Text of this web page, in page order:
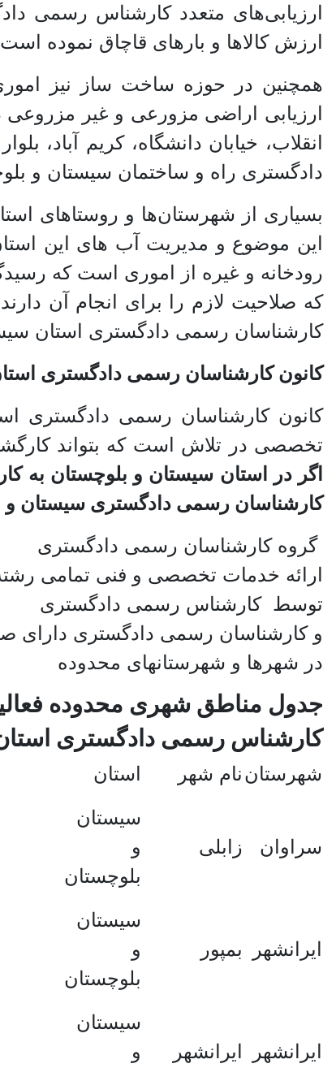
ارزیابی‌های متعدد کارشناس رسمی
ارزش کالا‌ها و بار‌های قاچاق نموده
همچنین در حوزه ساخت ساز نیز اموری
ارزیابی اراضی مزورعی و غیر
انقلاب، خیابان دانشگاه، کریم
دادگستری راه و ساختمان سیستان و
بسیاری از شهرستان‌ها و روستاهای
این موضوع و مدیریت آب های این
رودخانه و غیره از اموری است که
که صلاحیت لازم را برای انجام آن
کارشناسان رسمی دادگستری استان
کانون کارشناسان رسمی دادگستری
کانون کارشناسان رسمی دادگستری
تخصصی در تلاش است که بتواند
اگر در استان سیستان و بلوچستان به
کارشناسان رسمی دادگستری سیستان و
گروه کارشناسان رسمی دادگستری
ارائه خدمات تخصصی و فنی تمامی
توسط کارشناس رسمی دادگستری
و کارشناسان رسمی دادگستری دارای
در شهرها و شهرستانهای محدوده
جدول مناطق شهری محدوده
کارشناس رسمی دادگستری
شهرستاننام شهر استان
سراوان زابلی
سیستان
و
بلوچستان
ایرانشهر بمپور
سیستان
و
بلوچستان
ایرانشهر ایرانشهر
سیستان
و